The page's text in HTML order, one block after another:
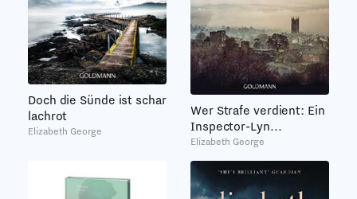
Doch die Sünde ist schar
lachrot
Elizabeth George
Wer Strafe verdient: Ein
Inspector-Lyn...
Elizabeth George